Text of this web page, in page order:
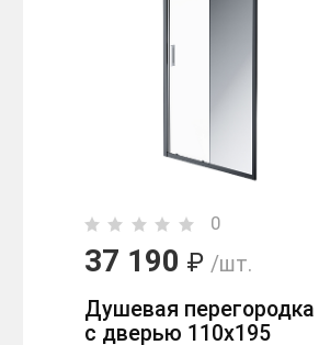
0
37 190 ₽ /шт.
Душевая перегородка
с дверью 110x195